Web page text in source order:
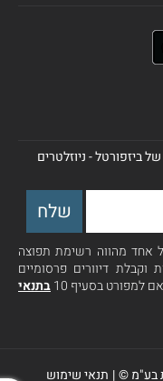
ביזפורטל - ניוזלטרים
אחד מהווה רשימת תפוצה
וקבלת דיוורים פרסומיים
למפורט בסעיף 10
בתנאי
בע"מ ©| תנאי שימוש